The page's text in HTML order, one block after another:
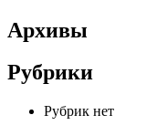
Архивы
Рубрики
Рубрик нет